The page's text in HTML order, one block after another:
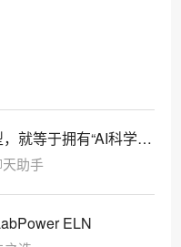
就等于拥有“AI科学
助手
ELN